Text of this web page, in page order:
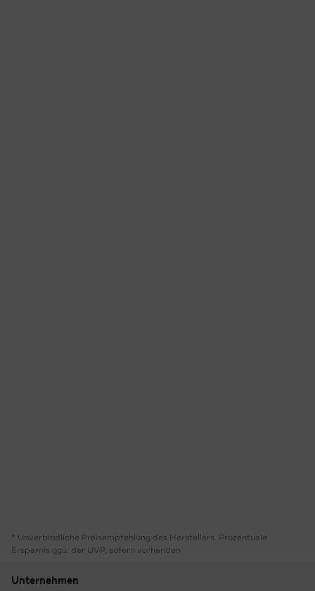
* Unverbindliche Preisempfehlung des Herstellers. Prozentuale
Ersparnis ggü. der UVP, sofern vorhanden
Unternehmen